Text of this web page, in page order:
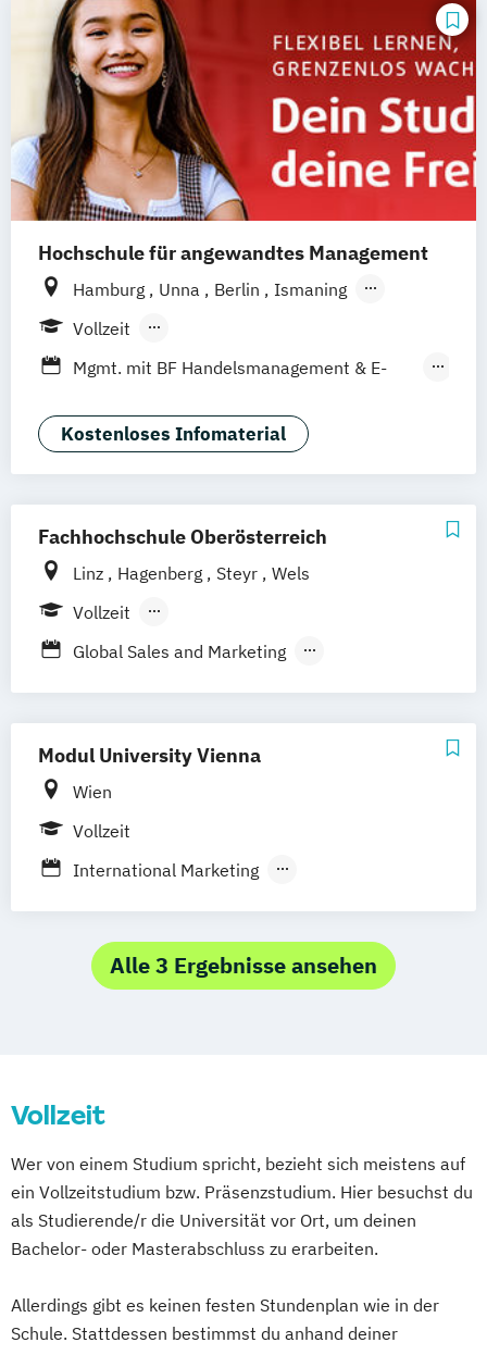
Hochschule für angewandtes Management
Hamburg Unna Berlin
Ismaning
Mannheim
Stuttgart
Vollzeit
Berufsbegleitendes Präsenzstudium
Mgmt. mit BF Handelsmanagement & E-
Social Media Studies Sportmanagement
Kostenloses Infomaterial
Fachhochschule Oberösterreich
Linz Hagenberg Steyr
Wels
Vollzeit
Berufsbegleitendes Präsenzstudium
Global Sales and Marketing
Innovation
Product & Engineering Management
Managing Nonprofit and Public Services
Marketing und Electronic Business
Modul University Vienna
Wien
Vollzeit
International Marketing
Hotel Management and Operations
Alle 3 Ergebnisse ansehen
Vollzeit
Wer von einem Studium spricht, bezieht sich meistens auf
ein Vollzeitstudium bzw. Präsenzstudium. Hier besuchst du
als Studierende/r die Universität vor Ort, um deinen
Bachelor- oder Masterabschluss zu erarbeiten.
Allerdings gibt es keinen festen Stundenplan wie in der
Schule. Stattdessen bestimmst du anhand deiner